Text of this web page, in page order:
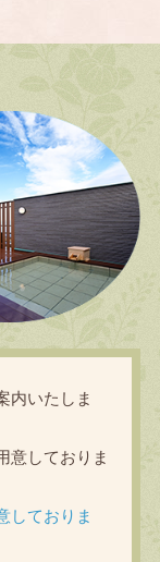
内いたしま
意しておりま
しておりま